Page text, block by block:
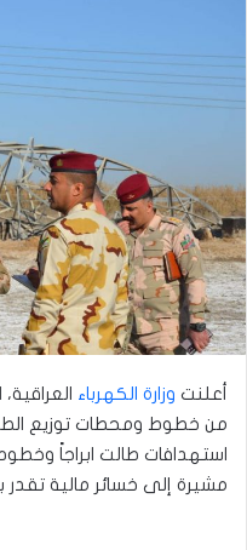
أعلنت وزارة الكهرباء
من خطوط ومحطات توزيع
استهدافات طالت ابراجاً
مشيرة إلى خسائر مالية تقدر